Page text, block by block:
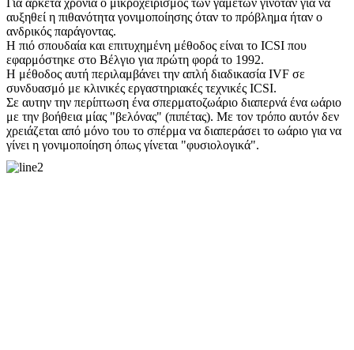
Για αρκετά χρόνια ο μικροχειρισμός των γαμετών γινόταν για να
αυξηθεί η πιθανότητα γονιμοποίησης όταν το πρόβλημα ήταν ο
ανδρικός παράγοντας.
Η πιό σπουδαία και επιτυχημένη μέθοδος είναι το ICSI που
εφαρμόστηκε στο Βέλγιο για πρώτη φορά το 1992.
Η μέθοδος αυτή περιλαμβάνει την απλή διαδικασία IVF σε
συνδυασμό με κλινικές εργαστηριακές τεχνικές ICSI.
Σε αυτην την περίπτωση ένα σπερματοζωάριο διαπερνά ένα ωάριο
με την βοήθεια μίας "βελόνας" (πιπέτας). Με τον τρόπο αυτόν δεν
χρειάζεται από μόνο του το σπέρμα να διαπεράσει το ωάριο για να
γίνει η γονιμοποίηση όπως γίνεται "φυσιολογικά".